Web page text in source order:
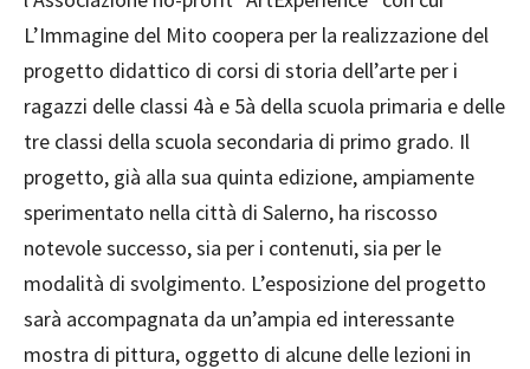
L’Immagine del Mito coopera per la realizzazione del
progetto didattico di corsi di storia dell’arte per i
ragazzi delle classi 4à e 5à della scuola primaria e delle
tre classi della scuola secondaria di primo grado. Il
progetto, già alla sua quinta edizione, ampiamente
sperimentato nella città di Salerno, ha riscosso
notevole successo, sia per i contenuti, sia per le
modalità di svolgimento. L’esposizione del progetto
sarà accompagnata da un’ampia ed interessante
mostra di pittura, oggetto di alcune delle lezioni in